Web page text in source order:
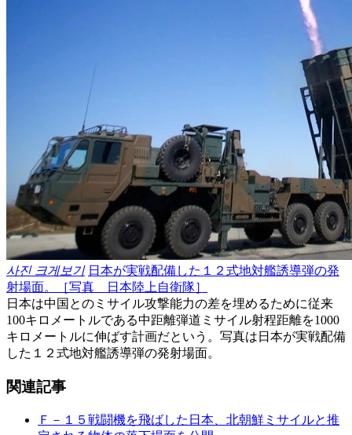
사진 크게보기 日本が実戦配備した１２式地対艦誘導弾の発
射場面。［写真 日本陸上自衛隊］
日本は中国とのミサイル攻撃能力の差を埋めるために従来
100キロメートルである中距離弾道ミサイル射程距離を1000
キロメートルに伸ばす計画だという。写真は日本が実戦配備
した１２式地対艦誘導弾の発射場面。
関連記事
Ｆ－１５戦闘機を飛ばした日本、北朝鮮ミサイルと推